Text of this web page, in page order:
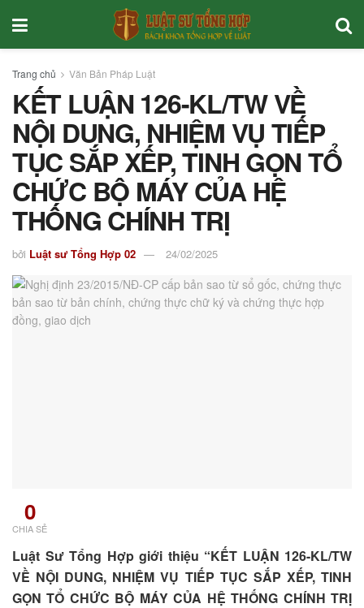
Trang chủ Văn Bản Pháp Luật
KẾT LUẬN 126-KL/TW VỀ
NỘI DUNG, NHIỆM VỤ TIẾP
TỤC SẮP XẾP, TINH GỌN TỔ
CHỨC BỘ MÁY CỦA HỆ
THỐNG CHÍNH TRỊ
bởi Luật sư Tổng Hợp 02 24/02/2025
0
CHIA SẺ
Luật Sư Tổng Hợp giới thiệu “KẾT LUẬN 126-KL/TW
VỀ NỘI DUNG, NHIỆM VỤ TIẾP TỤC SẮP XẾP, TINH
GỌN TỔ CHỨC BỘ MÁY CỦA HỆ THỐNG CHÍNH TRỊ